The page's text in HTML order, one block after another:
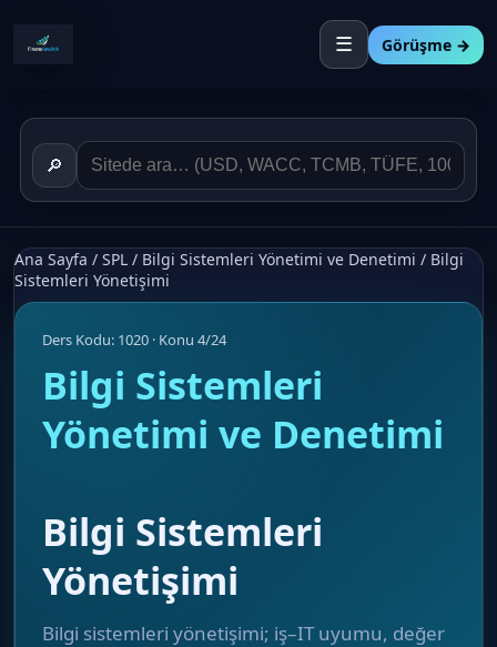
☰ Görüşme →
🔎
Ana Sayfa / SPL / Bilgi Sistemleri Yönetimi ve Denetimi / Bilgi
Sistemleri Yönetişimi
Ders Kodu: 1020 · Konu 4/24
Bilgi Sistemleri
Yönetimi ve Denetimi
Bilgi Sistemleri
Yönetişimi
Bilgi sistemleri yönetişimi; iş–IT uyumu, değer